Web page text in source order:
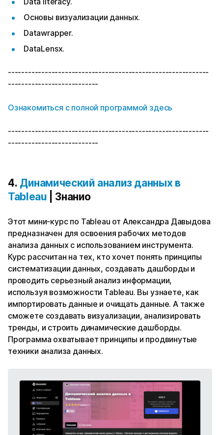
Основы визуализации данных.
Datawrapper.
DataLensх.
------------------------------------------------------------
---------------------------
Ознакомиться с полной программой здесь
------------------------------------------------------------
---------------------------
4. Динамический анализ данных в
Tableau | Знанио
Этот мини-курс по Tableau от Александра Давыдова
предназначен для освоения рабочих методов
анализа данных с использованием инструмента.
Курс рассчитан на тех, кто хочет понять принципы
систематизации данных, создавать дашборды и
проводить серьезный анализ информации,
используя возможности Tableau. Вы узнаете, как
импортировать данные и очищать данные. А также
сможете создавать визуализации, анализировать
тренды, и строить динамические дашборды.
Программа охватывает принципы и продвинутые
техники анализа данных.